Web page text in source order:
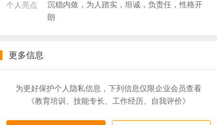
个人亮点
沉稳内敛，为人踏实，坦诚，负责任，性格开
朗
更多信息
为更好保护个人隐私信息，下列信息仅限企业会员查看
《教育培训、技能专长、工作经历、自我评价》